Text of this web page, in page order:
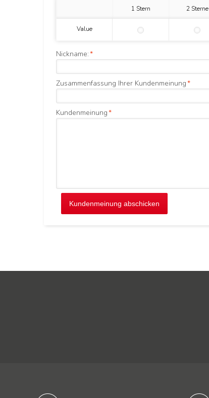
1 Stern 2 Sterne
Value
*
Nickname:
*
Zusammenfassung Ihrer Kundenmeinung
*
Kundenmeinung
Kundenmeinung abschicken